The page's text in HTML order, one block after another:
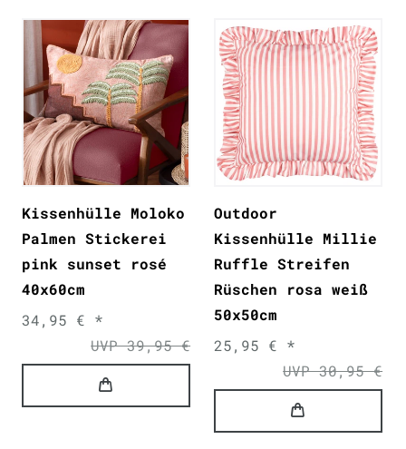
Kissenhülle Moloko
Palmen Stickerei
pink sunset rosé
40x60cm
UVP 39,95 €
34,95 € *
Outdoor
Kissenhülle Millie
Ruffle Streifen
Rüschen rosa weiß
50x50cm
UVP 30,95 €
25,95 € *